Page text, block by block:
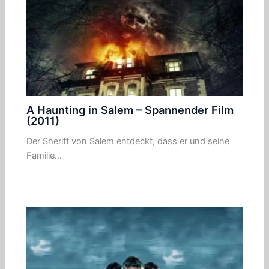
A Haunting in Salem – Spannender Film
(2011)
Der Sheriff von Salem entdeckt, dass er und seine
Familie…